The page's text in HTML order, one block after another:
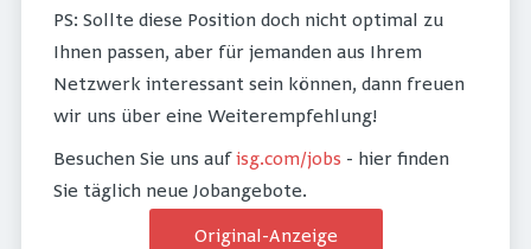
PS: Sollte diese Position doch nicht optimal zu
Ihnen passen, aber für jemanden aus Ihrem
Netzwerk interessant sein können, dann freuen
wir uns über eine Weiterempfehlung!
Besuchen Sie uns aufisg.com/jobs - hier finden
Sie täglich neue Jobangebote.
Original-Anzeige